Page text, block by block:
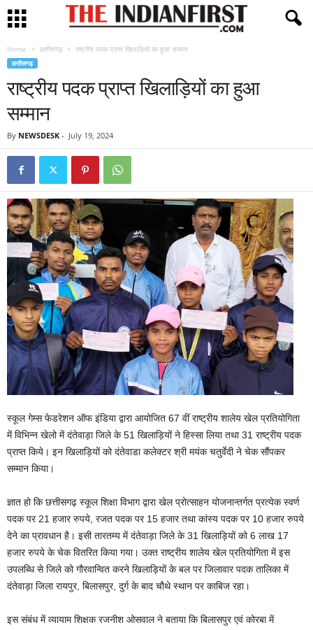
Home छत्तीसगढ़ राष्ट्रीय पदक प्राप्त खिलाड़ियों का हुआ सम्मान
छत्तीसगढ़
राष्ट्रीय पदक प्राप्त खिलाड़ियों का हुआ
सम्मान
By NEWSDESK - July 19, 2024
स्कूल गेम्स फेडरेशन ऑफ इंडिया द्वारा आयोजित 67 वीं राष्ट्रीय शालेय खेल प्रतियोगिता
में विभिन्न खेलो में दंतेवाड़ा जिले के 51 खिलाड़ियों ने हिस्सा लिया तथा 31 राष्ट्रीय पदक
प्राप्त किये। इन खिलाड़ियों को दंतेवाडा कलेक्टर श्री मयंक चतुर्वेदी ने चेक सौंपकर
सम्मान किया।
ज्ञात हो कि छत्तीसगढ़ स्कूल शिक्षा विभाग द्वारा खेल प्रोत्साहन योजनान्तर्गत प्रत्येक स्वर्ण
पदक पर 21 हजार रुपये, रजत पदक पर 15 हजार तथा कांस्य पदक पर 10 हजार रुपये
देने का प्रावधान है। इसी तारतम्य में दंतेवाड़ा जिले के 31 खिलाड़ियों को 6 लाख 17
हजार रुपये के चेक वितरित किया गया। उक्त राष्ट्रीय शालेय खेल प्रतियोगिता में इस
उपलब्धि से जिले को गौरवान्वित करने खिलाड़ियों के बल पर जिलावार पदक तालिका में
दंतेवाड़ा जिला रायपुर, बिलासपुर, दुर्ग के बाद चौथे स्थान पर काबिज रहा।
इस संबंध में व्यायाम शिक्षक रजनीश ओसवाल ने बताया कि बिलासपुर एवं कोरबा में